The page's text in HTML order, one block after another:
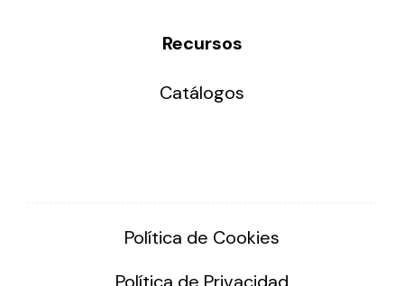
Recursos
Catálogos
Política de Cookies
Política de Privacidad